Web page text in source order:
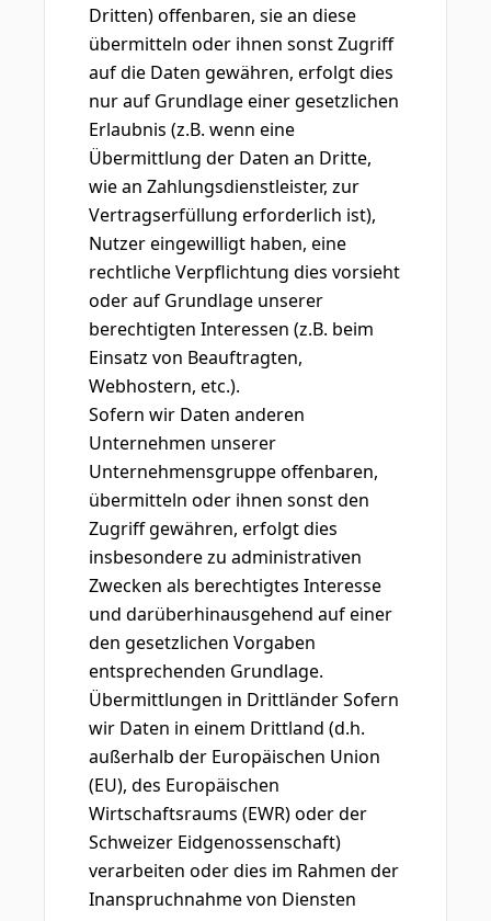
Dritten) offenbaren, sie an diese
übermitteln oder ihnen sonst Zugriff
auf die Daten gewähren, erfolgt dies
nur auf Grundlage einer gesetzlichen
Erlaubnis (z.B. wenn eine
Übermittlung der Daten an Dritte,
wie an Zahlungsdienstleister, zur
Vertragserfüllung erforderlich ist),
Nutzer eingewilligt haben, eine
rechtliche Verpflichtung dies vorsieht
oder auf Grundlage unserer
berechtigten Interessen (z.B. beim
Einsatz von Beauftragten,
Webhostern, etc.).
Sofern wir Daten anderen
Unternehmen unserer
Unternehmensgruppe offenbaren,
übermitteln oder ihnen sonst den
Zugriff gewähren, erfolgt dies
insbesondere zu administrativen
Zwecken als berechtigtes Interesse
und darüberhinausgehend auf einer
den gesetzlichen Vorgaben
entsprechenden Grundlage.
Übermittlungen in Drittländer Sofern
wir Daten in einem Drittland (d.h.
außerhalb der Europäischen Union
(EU), des Europäischen
Wirtschaftsraums (EWR) oder der
Schweizer Eidgenossenschaft)
verarbeiten oder dies im Rahmen der
Inanspruchnahme von Diensten